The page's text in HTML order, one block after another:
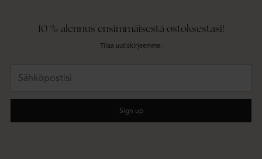
10 % alennus ensimmäisestä ostoksestasi!
Tilaa uutiskirjeemme.
Sign up